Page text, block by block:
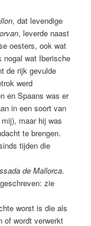
, dat levendige
, leverde naast
oesters, ook wat
nogal wat Iberische
de rijk gevulde
werd
en Spaans was er
in een soort van
maar hij was
te brengen.
tijden die
de Mallorca.
zie
worst is die als
of wordt verwerkt